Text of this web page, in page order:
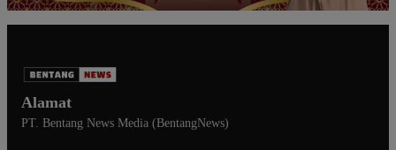
Alamat
PT. Bentang News Media (BentangNews)